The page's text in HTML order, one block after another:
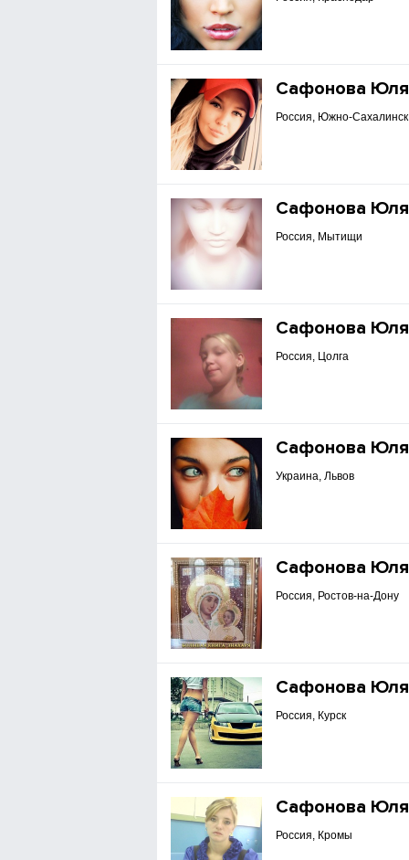
Сафонова Юля
Россия, Южно-Сахалинск
Сафонова Юля
Россия, Мытищи
Сафонова Юля
Россия, Цолга
Сафонова Юля
Украина, Львов
Сафонова Юля
Россия, Ростов-на-Дону
Сафонова Юля
Россия, Курск
Сафонова Юля
Россия, Кромы